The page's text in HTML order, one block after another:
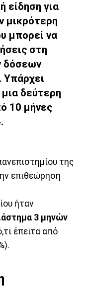
είδηση για
μικρότερη
μπορεί να
στη
δόσεων
Υπάρχει
δεύτερη
10 μήνες
της
επιθεώρηση
ήταν
3 μηνών
έπειτα από